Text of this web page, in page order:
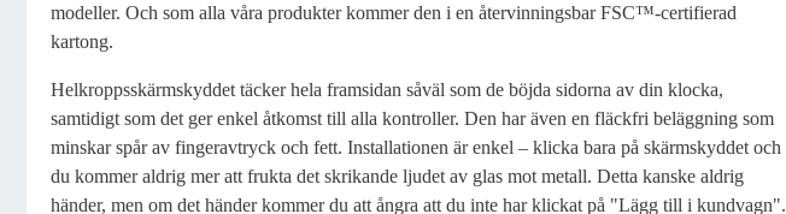
modeller. Och som alla våra produkter kommer den i en återvinningsbar FSC™-certifierad
kartong.
Helkroppsskärmskyddet täcker hela framsidan såväl som de böjda sidorna av din klocka,
samtidigt som det ger enkel åtkomst till alla kontroller. Den har även en fläckfri beläggning som
minskar spår av fingeravtryck och fett. Installationen är enkel – klicka bara på skärmskyddet och
du kommer aldrig mer att frukta det skrikande ljudet av glas mot metall. Detta kanske aldrig
händer, men om det händer kommer du att ångra att du inte har klickat på "Lägg till i kundvagn".